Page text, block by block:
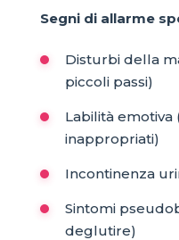
Segni di allarme
Disturbi della
piccoli passi)
Labilità emotiva
inappropriati)
Incontinenza
Sintomi
deglutire)